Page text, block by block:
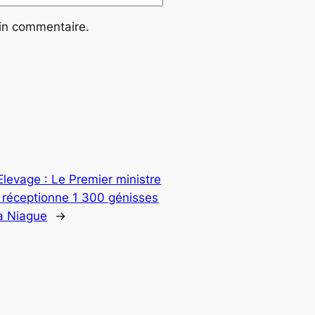
commentaire.
: Le Premier ministre
1 300 génisses
Niague
→